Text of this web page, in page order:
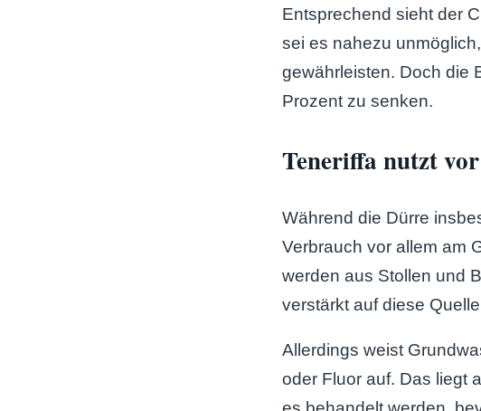
Entsprechend sieht der
sei es nahezu
gewährleisten. Doch die
Prozent zu senken.
Teneriffa nutzt
Während die Dürre
Verbrauch vor allem am
werden aus Stollen und
verstärkt auf diese
Allerdings weist
oder Fluor auf. Das liegt